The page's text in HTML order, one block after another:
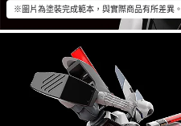
※圖片為塗裝完成範本，與實際商品有所差異。